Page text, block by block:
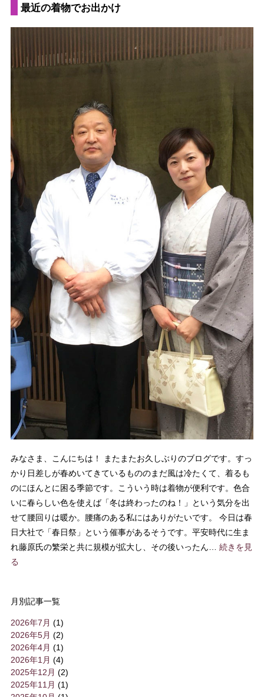
最近の着物でお出かけ
みなさま、こんにちは！ またまたお久しぶりのブログです。すっ
かり日差しが春めいてきているもののまだ風は冷たくて、着るも
のにほんとに困る季節です。こういう時は着物が便利です。色合
いに春らしい色を使えば「冬は終わったのね！」という気分を出
せて腰回りは暖か。腰痛のある私にはありがたいです。 今日は春
日大社で「春日祭」という催事があるそうです。平安時代に生ま
れ藤原氏の繁栄と共に規模が拡大し、その後いったん… 続きを見
る
月別記事一覧
2026年7月 (1)
2026年5月 (2)
2026年4月 (1)
2026年1月 (4)
2025年12月 (2)
2025年11月 (1)